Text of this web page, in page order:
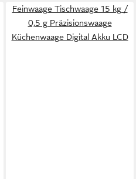
Feinwaage Tischwaage 15 kg /
0,5 g Präzisionswaage
Küchenwaage Digital Akku LCD